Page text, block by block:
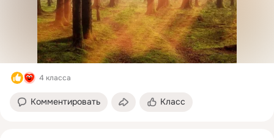
4 класса
Комментировать Класс